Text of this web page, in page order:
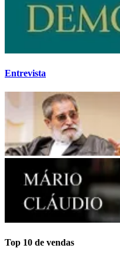
Entrevista
Top 10 de vendas